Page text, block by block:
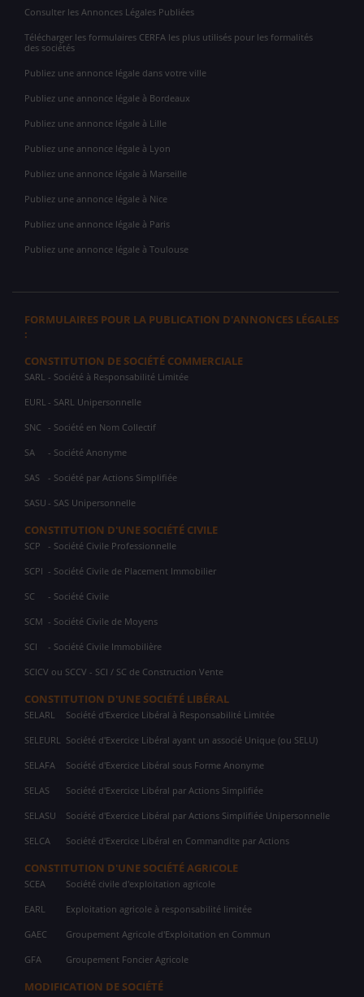
Consulter les Annonces Légales Publiées
Télécharger les formulaires CERFA les plus utilisés pour les formalités
des sociétés
Publiez une annonce légale dans votre ville
Publiez une annonce légale à Bordeaux
Publiez une annonce légale à Lille
Publiez une annonce légale à Lyon
Publiez une annonce légale à Marseille
Publiez une annonce légale à Nice
Publiez une annonce légale à Paris
Publiez une annonce légale à Toulouse
FORMULAIRES POUR LA PUBLICATION D'ANNONCES LÉGALES
:
CONSTITUTION DE SOCIÉTÉ COMMERCIALE
SARL - Société à Responsabilité Limitée
EURL - SARL Unipersonnelle
SNC - Société en Nom Collectif
SA - Société Anonyme
SAS - Société par Actions Simplifiée
SASU - SAS Unipersonnelle
CONSTITUTION D'UNE SOCIÉTÉ CIVILE
SCP - Société Civile Professionnelle
SCPI - Société Civile de Placement Immobilier
SC - Société Civile
SCM - Société Civile de Moyens
SCI - Société Civile Immobilière
SCICV ou SCCV - SCI / SC de Construction Vente
CONSTITUTION D'UNE SOCIÉTÉ LIBÉRAL
SELARL Société d'Exercice Libéral à Responsabilité Limitée
SELEURL Société d'Exercice Libéral ayant un associé Unique (ou SELU)
SELAFA Société d'Exercice Libéral sous Forme Anonyme
SELAS Société d'Exercice Libéral par Actions Simplifiée
SELASU Société d'Exercice Libéral par Actions Simplifiée Unipersonnelle
SELCA Société d'Exercice Libéral en Commandite par Actions
CONSTITUTION D'UNE SOCIÉTÉ AGRICOLE
SCEA Société civile d'exploitation agricole
EARL Exploitation agricole à responsabilité limitée
GAEC Groupement Agricole d'Exploitation en Commun
GFA Groupement Foncier Agricole
MODIFICATION DE SOCIÉTÉ